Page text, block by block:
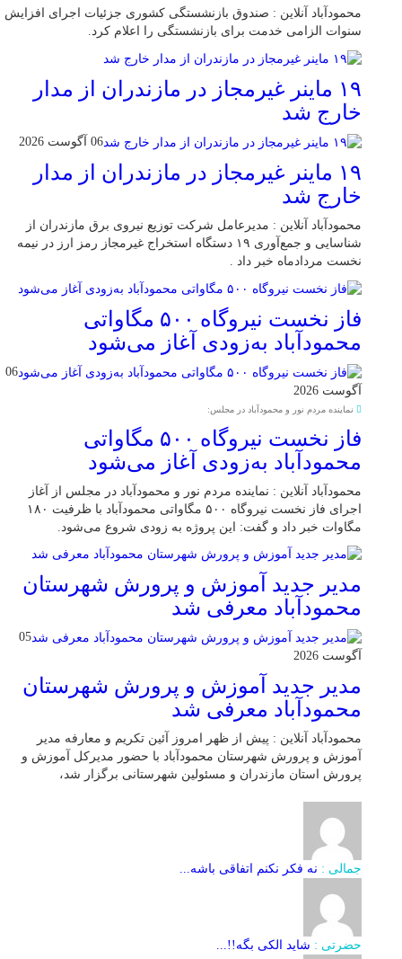
محمودآباد آنلاین : صندوق بازنشستگی کشوری جزئیات اجرای افزایش
سنوات الزامی خدمت برای بازنشستگی را اعلام کرد.
۱۹ ماینر غیرمجاز در مازندران از مدار
خارج شد
06 آگوست 2026
۱۹ ماینر غیرمجاز در مازندران از مدار
خارج شد
محمودآباد آنلاین : مدیرعامل شرکت توزیع نیروی برق مازندران از
شناسایی و جمع‌آوری ۱۹ دستگاه استخراج غیرمجاز رمز ارز در نیمه
نخست مردادماه خبر داد .
فاز نخست نیروگاه ۵۰۰ مگاواتی
محمودآباد به‌زودی آغاز می‌شود
06
آگوست 2026
نماینده مردم نور و محمودآباد در مجلس:
فاز نخست نیروگاه ۵۰۰ مگاواتی
محمودآباد به‌زودی آغاز می‌شود
محمودآباد آنلاین : نماینده مردم نور و محمودآباد در مجلس از آغاز
اجرای فاز نخست نیروگاه ۵۰۰ مگاواتی محمودآباد با ظرفیت ۱۸۰
مگاوات خبر داد و گفت: این پروژه به زودی شروع می‌شود.
مدیر جدید آموزش و پرورش شهرستان
محمودآباد معرفی شد
05
آگوست 2026
مدیر جدید آموزش و پرورش شهرستان
محمودآباد معرفی شد
محمودآباد آنلاین : پیش از ظهر امروز آئین تکریم و معارفه مدیر
آموزش و پرورش شهرستان محمودآباد با حضور مدیرکل آموزش و
پرورش استان مازندران و مسئولین شهرستانی برگزار شد،
جمالی : نه فکر نکنم اتفاقی باشه...
حضرتی : شاید الکی بگه!!...